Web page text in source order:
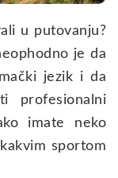
u putovanju?
je da
jezik i da
profesionalni
imate neko
sportom